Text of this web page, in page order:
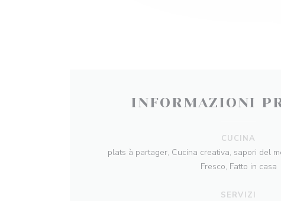
INFORMAZIONI
CUCINA
plats à partager, Cucina creativa, sapori del
Fresco, Fatto in casa
SERVIZI